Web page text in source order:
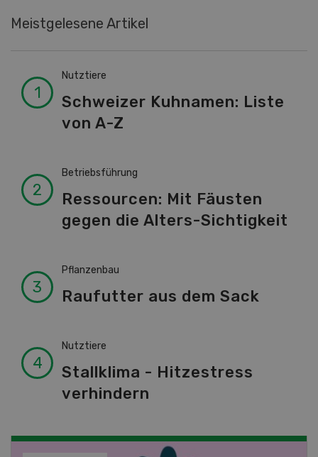
Meistgelesene Artikel
Nutztiere
Schweizer Kuhnamen: Liste
von A-Z
Betriebsführung
Ressourcen: Mit Fäusten
gegen die Alters-Sichtigkeit
Pflanzenbau
Raufutter aus dem Sack
Nutztiere
Stallklima - Hitzestress
verhindern